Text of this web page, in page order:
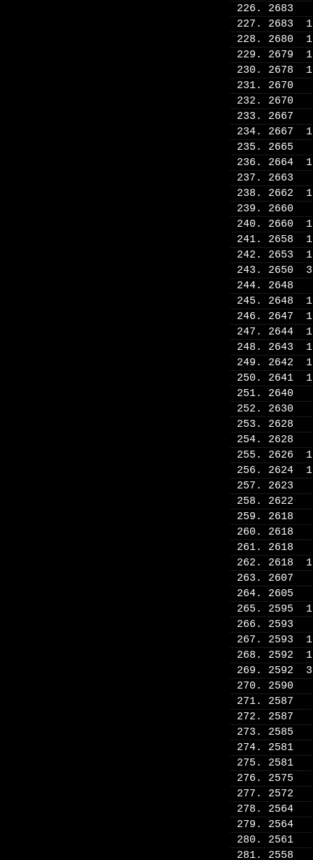
226. 2683
227. 2683
228. 2680
229. 2679
230. 2678
231. 2670
232. 2670
233. 2667
234. 2667
235. 2665
236. 2664
237. 2663
238. 2662
239. 2660
240. 2660
241. 2658
242. 2653
243. 2650
244. 2648
245. 2648
246. 2647
247. 2644
248. 2643
249. 2642
250. 2641
251. 2640
252. 2630
253. 2628
254. 2628
255. 2626
256. 2624
257. 2623
258. 2622
259. 2618
260. 2618
261. 2618
262. 2618
263. 2607
264. 2605
265. 2595
266. 2593
267. 2593
268. 2592
269. 2592
270. 2590
271. 2587
272. 2587
273. 2585
274. 2581
275. 2581
276. 2575
277. 2572
278. 2564
279. 2564
280. 2561
281. 2558